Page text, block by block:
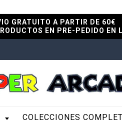
GRATUITO A PARTIR DE 60€
EN PRE-PEDIDO EN
COLECCIONES